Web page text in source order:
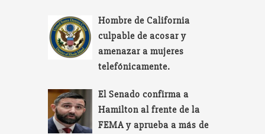
Hombre de California
culpable de acosar y
amenazar a mujeres
telefónicamente.
El Senado confirma a
Hamilton al frente de la
FEMA y aprueba a más de